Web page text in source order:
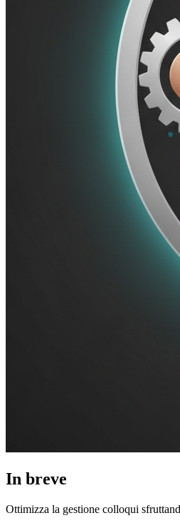
In breve
Ottimizza la gestione colloqui